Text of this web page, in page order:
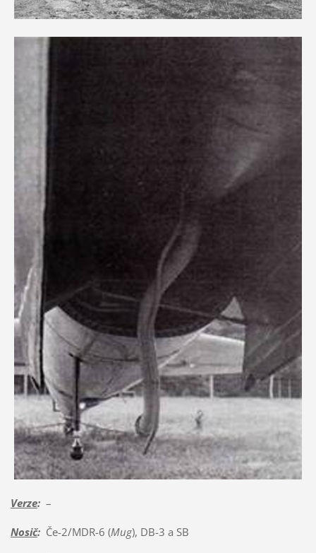
Verze:–
Nosič:Če-2/MDR-6 (Mug), DB-3 a SB